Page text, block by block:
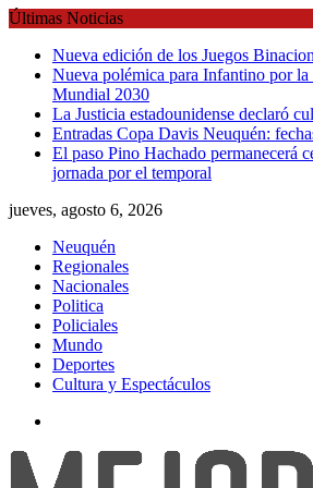
Skip
content
Últimas Noticias
Nueva edición de los Juegos
Nueva polémica para Infantino por la
Mundial 2030
La Justicia estadounidense declaró
Entradas Copa Davis Neuquén:
El paso Pino Hachado permanecerá
jornada por el temporal
jueves, agosto 6, 2026
Neuquén
Regionales
Nacionales
Politica
Policiales
Mundo
Deportes
Cultura y Espectáculos